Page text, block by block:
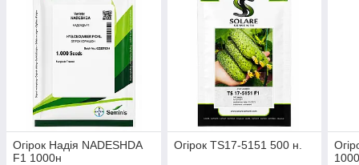
Огірок Надія NADESHDA
F1 1000н
Огірок TS17-5151 500 н.